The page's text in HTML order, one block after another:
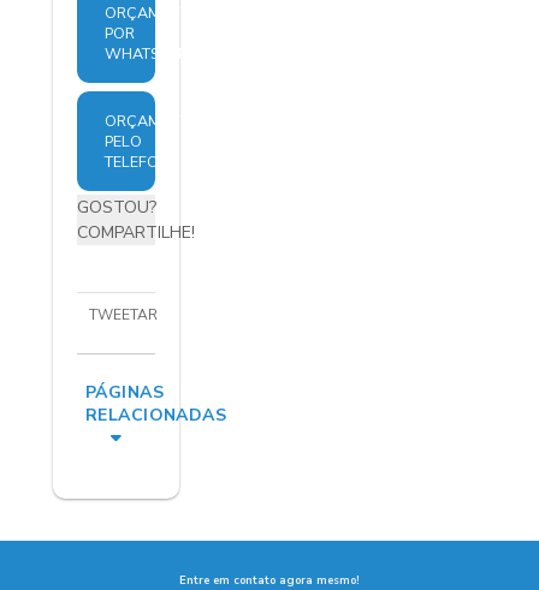
ORÇAMENTO
POR
WHATSAPP
ORÇAMENTO
PELO
TELEFONE
GOSTOU?
COMPARTILHE!
TWEETAR
PÁGINAS
RELACIONADAS
Entre em contato agora mesmo!